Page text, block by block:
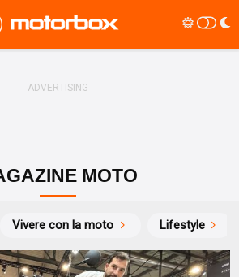
MOTO
Vivere con la moto Lifestyle